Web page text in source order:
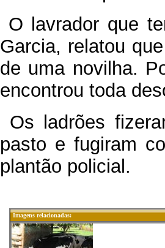
O lavrador que
Garcia, relatou
de uma novilha.
encontrou toda
Os ladrões
pasto e fugiram
plantão policial.
Imagens relacionadas: